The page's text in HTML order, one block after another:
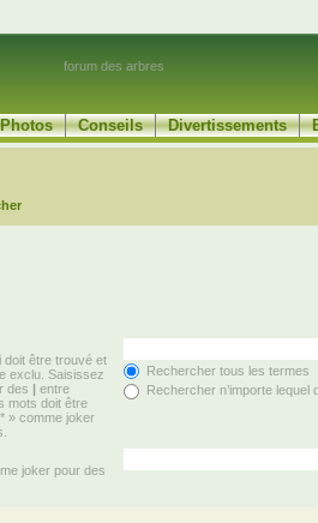
forum des arbres
Photos Conseils Divertissements
doit être trouvé et
exclu. Saisissez
des | entre
mots doit être
» comme joker
Rechercher tous les termes
Rechercher n’importe lequel
joker pour des